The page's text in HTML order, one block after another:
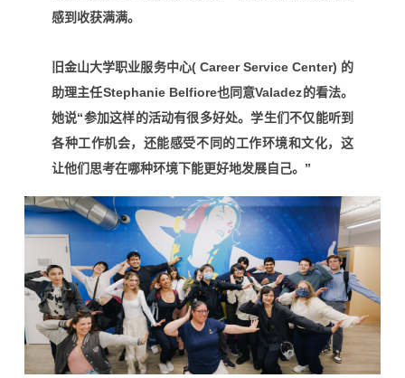
感到收获满满。
旧金山大学职业服务中心( Career Service Center) 的
助理主任Stephanie Belfiore也同意Valadez的看法。
她说“参加这样的活动有很多好处。学生们不仅能听到
各种工作机会，还能感受不同的工作环境和文化，这
让他们思考在哪种环境下能更好地发展自己。”